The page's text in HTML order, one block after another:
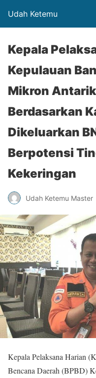
Udah Ketemu
Kepala
Kepulauan
Mikron
Berdasarkan
Dikeluarkan
Berpotensi
Kekeringan
Udah Ketemu Master
Kepala Pelaksana Harian
Bencana Daerah (BPBD)